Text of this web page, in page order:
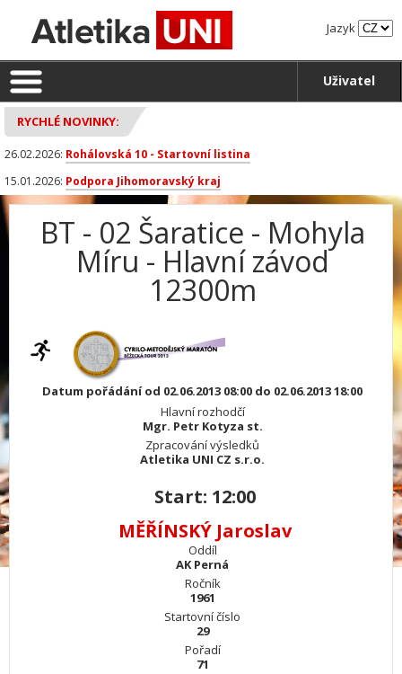
Jazyk
Uživatel
RYCHLÉ NOVINKY:
26.02.2026: Rohálovská 10 - Startovní listina
15.01.2026: Podpora Jihomoravský kraj
BT - 02 Šaratice - Mohyla
Míru - Hlavní závod
12300m
Datum pořádání od 02.06.2013 08:00 do 02.06.2013 18:00
Hlavní rozhodčí
Mgr. Petr Kotyza st.
Zpracování výsledků
Atletika UNI CZ s.r.o.
Start: 12:00
MĚŘÍNSKÝ Jaroslav
Oddíl
AK Perná
Ročník
1961
Startovní číslo
29
Pořadí
71